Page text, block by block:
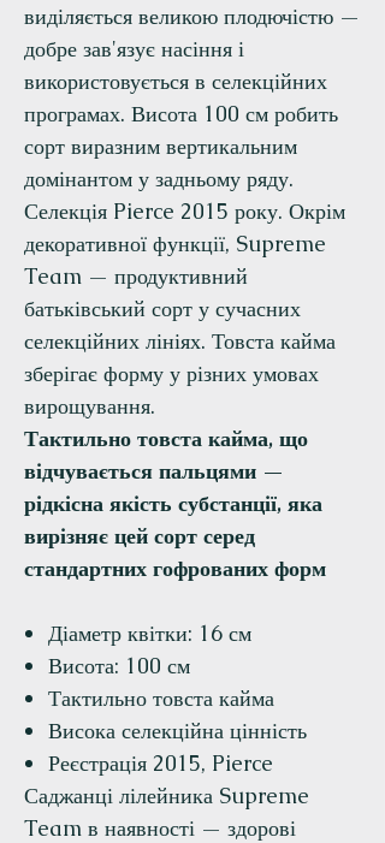
виділяється великою плодючістю —
добре зав'язує насіння і
використовується в селекційних
програмах. Висота 100 см робить
сорт виразним вертикальним
домінантом у задньому ряду.
Селекція Pierce 2015 року. Окрім
декоративної функції, Supreme
Team — продуктивний
батьківський сорт у сучасних
селекційних лініях. Товста кайма
зберігає форму у різних умовах
вирощування.
Тактильно товста кайма, що
відчувається пальцями —
рідкісна якість субстанції, яка
вирізняє цей сорт серед
стандартних гофрованих форм
Діаметр квітки: 16 см
Висота: 100 см
Тактильно товста кайма
Висока селекційна цінність
Реєстрація 2015, Pierce
Саджанці лілейника Supreme
Team в наявності — здорові